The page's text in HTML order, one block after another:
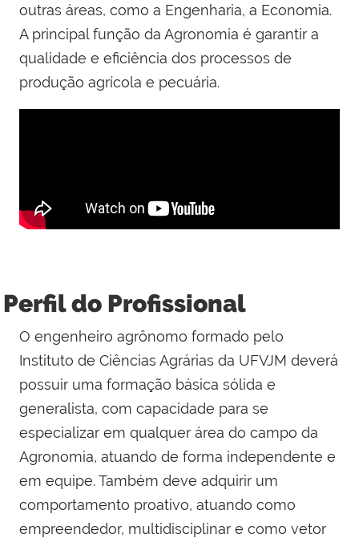
outras áreas, como a Engenharia, a Economia.
A principal função da Agronomia é garantir a
qualidade e eficiência dos processos de
produção agrícola e pecuária.
Perfil do Profissional
O engenheiro agrônomo formado pelo
Instituto de Ciências Agrárias da UFVJM deverá
possuir uma formação básica sólida e
generalista, com capacidade para se
especializar em qualquer área do campo da
Agronomia, atuando de forma independente e
em equipe. Também deve adquirir um
comportamento proativo, atuando como
empreendedor, multidisciplinar e como vetor